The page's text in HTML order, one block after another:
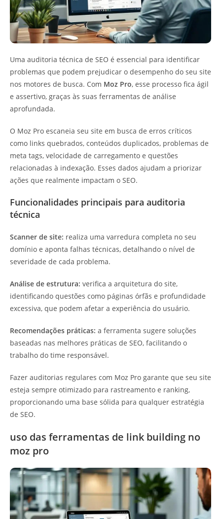
Uma auditoria técnica de SEO é essencial para identificar
problemas que podem prejudicar o desempenho do seu site
nos motores de busca. Com Moz Pro, esse processo fica ágil
e assertivo, graças às suas ferramentas de análise
aprofundada.
O Moz Pro escaneia seu site em busca de erros críticos
como links quebrados, conteúdos duplicados, problemas de
meta tags, velocidade de carregamento e questões
relacionadas à indexação. Esses dados ajudam a priorizar
ações que realmente impactam o SEO.
Funcionalidades principais para auditoria
técnica
Scanner de site: realiza uma varredura completa no seu
domínio e aponta falhas técnicas, detalhando o nível de
severidade de cada problema.
Análise de estrutura: verifica a arquitetura do site,
identificando questões como páginas órfãs e profundidade
excessiva, que podem afetar a experiência do usuário.
Recomendações práticas: a ferramenta sugere soluções
baseadas nas melhores práticas de SEO, facilitando o
trabalho do time responsável.
Fazer auditorias regulares com Moz Pro garante que seu site
esteja sempre otimizado para rastreamento e ranking,
proporcionando uma base sólida para qualquer estratégia
de SEO.
uso das ferramentas de link building no
moz pro